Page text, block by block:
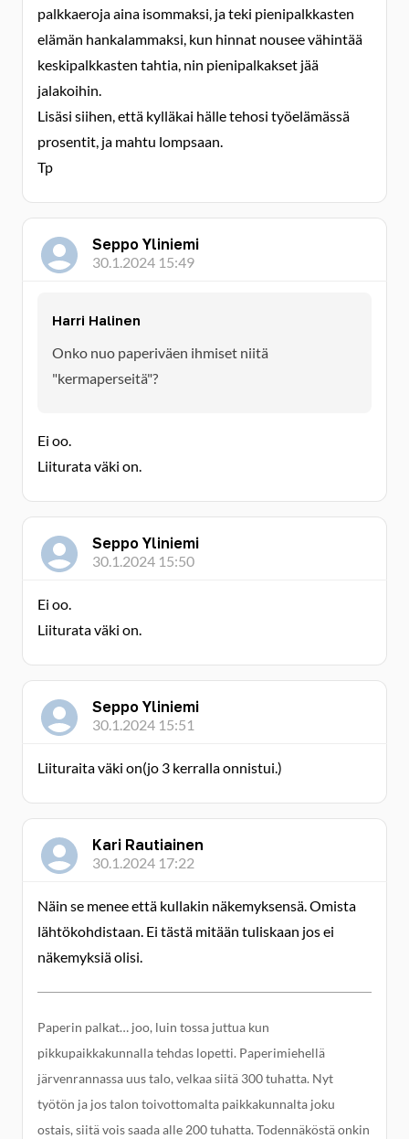
palkkaeroja aina isommaksi, ja teki pienipalkkasten
elämän hankalammaksi, kun hinnat nousee vähintää
keskipalkkasten tahtia, nin pienipalkakset jää
jalakoihin.
Lisäsi siihen, että kylläkai hälle tehosi työelämässä
prosentit, ja mahtu lompsaan.
Tp
Seppo Yliniemi
30.1.2024 15:49
Harri Halinen
Onko nuo paperiväen ihmiset niitä
"kermaperseitä"?
Ei oo.
Liiturata väki on.
Seppo Yliniemi
30.1.2024 15:50
Ei oo.
Liiturata väki on.
Seppo Yliniemi
30.1.2024 15:51
Liituraita väki on(jo 3 kerralla onnistui.)
Kari Rautiainen
30.1.2024 17:22
Näin se menee että kullakin näkemyksensä. Omista
lähtökohdistaan. Ei tästä mitään tuliskaan jos ei
näkemyksiä olisi.
Paperin palkat… joo, luin tossa juttua kun
pikkupaikkakunnalla tehdas lopetti. Paperimiehellä
järvenrannassa uus talo, velkaa siitä 300 tuhatta. Nyt
työtön ja jos talon toivottomalta paikkakunnalta joku
ostais, siitä vois saada alle 200 tuhatta. Todennäköstä onkin